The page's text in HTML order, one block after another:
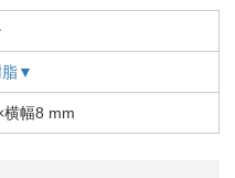
脂▼
横幅8 mm